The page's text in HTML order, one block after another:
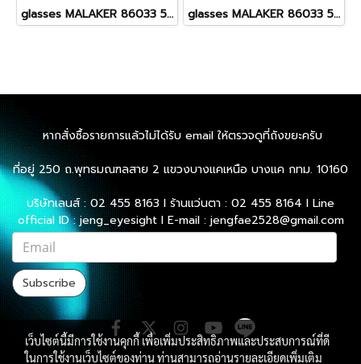
glasses MALAKER 86033 55[]16-145 C8 glasses MALAKER 86033 55[]16-145 C5
หากสั่งซื้อรายการแล้วไม่ได้รับ email ให้ตรวจดูที่ถังขยะครับ
ที่อยู่ 250 ถ.พุทธมณฑลสาย 2 แขวงบางแคเหนือ บางแค กทม. 10160
บริษัทเลนส์ : 02 455 8163 l ร้านแว่นตา : 02 455 8164 l Line
official ID : jeng_eyesight l E-mail : jengfae2528@gmail.com
Subscribe
เว็บไซต์นี้มีการใช้งานคุกกี้ เพื่อเพิ่มประสิทธิภาพและประสบการณ์ที่ดี
ในการใช้งานเว็บไซต์ของท่าน ท่านสามารถอ่านรายละเอียดเพิ่มเติม